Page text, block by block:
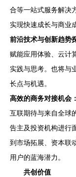
合等一站式服务解决
实现快速成长与商业
前沿技术与创新趋势
赋能应用体验、云计
实践与思考。也将与
长点与机遇。
高效的商务对接机会：
互联期待与来自全球
告主及投资机构进行
到市场拓展、资本联
用户的蓝海潜力。
共创价值